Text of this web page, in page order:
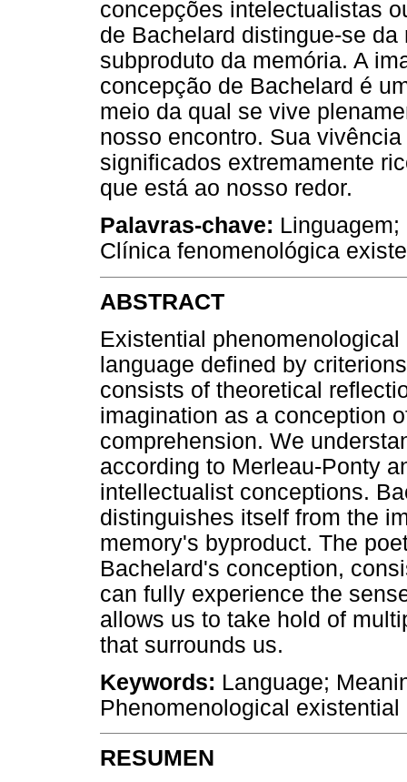
concepções intelectualistas
de Bachelard distingue-se
subproduto da memória. A
concepção de Bachelard é
meio da qual se vive
nosso encontro. Sua
significados extremamente
que está ao nosso redor.
Palavras-chave:
Clínica fenomenológica
ABSTRACT
Existential
language defined by
consists of theoretical
imagination as a conception
comprehension. We
according to Merleau-Ponty
intellectualist conceptions.
distinguishes itself from the
memory's byproduct. The
Bachelard's conception,
can fully experience the
allows us to take hold of
that surrounds us.
Keywords: Language;
Phenomenological existential
RESUMEN